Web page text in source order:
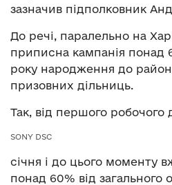
зазначив підполковник
До речі, паралельно на
приписна кампанія понад
року народження до
призовних дільниць.
Так, від першого робочого
SONY DSC
січня і до цього моменту
понад 60% від загального